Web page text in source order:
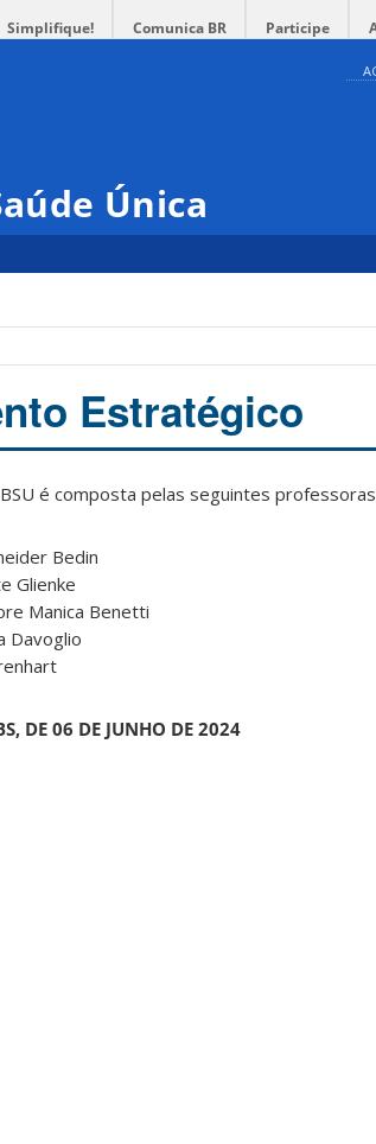
Simplifique! Comunica BR Participe
Única
Estratégico
é composta pelas seguintes
Bedin
Glienke
Manica Benetti
Davoglio
DE 06 DE JUNHO DE 2024